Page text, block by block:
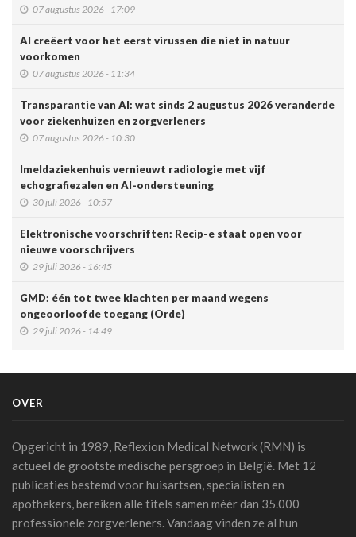
07 augustus 2026 - 17:09
AI creëert voor het eerst virussen die niet in natuur
voorkomen
07 augustus 2026 - 11:34
Transparantie van AI: wat sinds 2 augustus 2026 veranderde
voor ziekenhuizen en zorgverleners
07 augustus 2026 - 10:30
Imeldaziekenhuis vernieuwt radiologie met vijf
echografiezalen en AI-ondersteuning
30 juli 2026 - 10:57
Elektronische voorschriften: Recip-e staat open voor
nieuwe voorschrijvers
29 juli 2026 - 16:45
GMD: één tot twee klachten per maand wegens
ongeoorloofde toegang (Orde)
29 juli 2026 - 14:49
chatbot voor zijn of haar geestelijke gezondheid
14 juli 2026 - 17:29
Alzheimer: een score voorspelt dementie tien jaar vóór het
optreden van symptomen
14 juli 2026 - 11:14
OVER
Opgericht in 1989, Reflexion Medical Network (RMN) is
actueel de grootste medische persgroep in België. Met 12
publicaties bestemd voor huisartsen, specialisten en
apothekers, bereiken alle titels samen méér dan 35.000
professionele zorgverleners. Vandaag vinden ze al hun